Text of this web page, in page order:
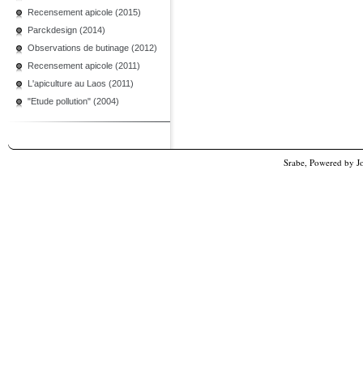
Recensement apicole (2015)
Parckdesign (2014)
Observations de butinage (2012)
Recensement apicole (2011)
L'apiculture au Laos (2011)
"Etude pollution" (2004)
Srabe, Powered by